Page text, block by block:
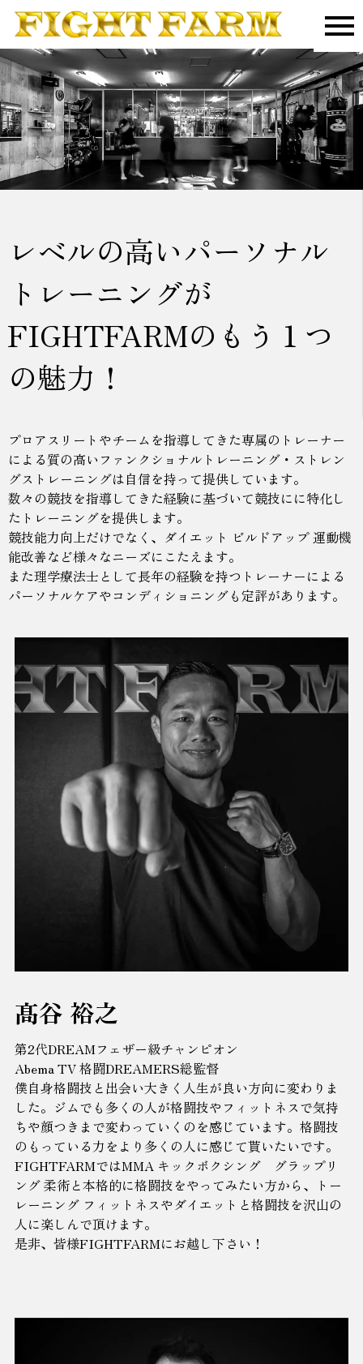
レベルの高いパーソナル
トレーニングが
FIGHTFARMのもう１つ
の魅力！
プロアスリートやチームを指導してきた専属のトレーナー
による質の高いファンクショナルトレーニング・ストレン
グストレーニングは自信を持って提供しています。
数々の競技を指導してきた経験に基づいて競技にに特化し
たトレーニングを提供します。
競技能力向上だけでなく、ダイエット ビルドアップ 運動機
能改善など様々なニーズにこたえます。
また理学療法士として長年の経験を持つトレーナーによる
パーソナルケアやコンディショニングも定評があります。
髙谷 裕之
第2代DREAMフェザー級チャンピオン
Abema TV 格闘DREAMERS総監督
僕自身格闘技と出会い大きく人生が良い方向に変わりま
した。ジムでも多くの人が格闘技やフィットネスで気持
ちや顔つきまで変わっていくのを感じています。格闘技
のもっている力をより多くの人に感じて貰いたいです。
FIGHTFARMではMMA キックボクシング グラップリ
ング 柔術と本格的に格闘技をやってみたい方から、トー
レーニング フィットネスやダイエットと格闘技を沢山の
人に楽しんで頂けます。
是非、皆様FIGHTFARMにお越し下さい！